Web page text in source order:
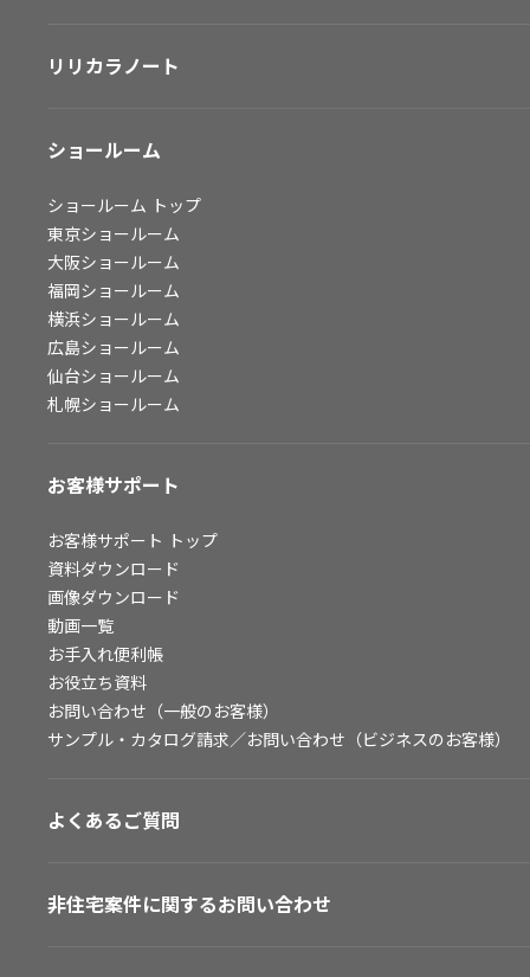
採用情報リリカラノート
ショールーム
ショールーム トップ
東京ショールーム
大阪ショールーム
福岡ショールーム
横浜ショールーム
広島ショールーム
仙台ショールーム
札幌ショールーム
お客様サポート
お客様サポート トップ
資料ダウンロード
画像ダウンロード
動画一覧
お手入れ便利帳
お役立ち資料
お問い合わせ（一般のお客様）
サンプル・カタログ請求／お問い合わせ（ビジネスのお客様）
よくあるご質問
非住宅案件に関するお問い合わせ